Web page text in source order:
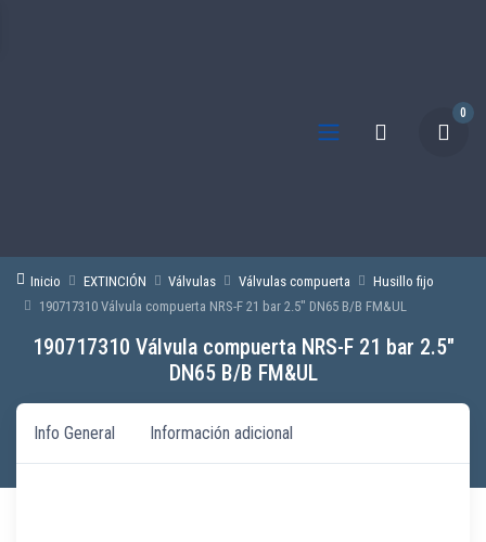
0
Inicio EXTINCIÓN Válvulas Válvulas compuerta
Husillo fijo
190717310 Válvula compuerta NRS-F 21 bar 2.5″ DN65 B/B FM&UL
190717310 Válvula compuerta NRS-F 21 bar 2.5″
DN65 B/B FM&UL
Info General Información adicional